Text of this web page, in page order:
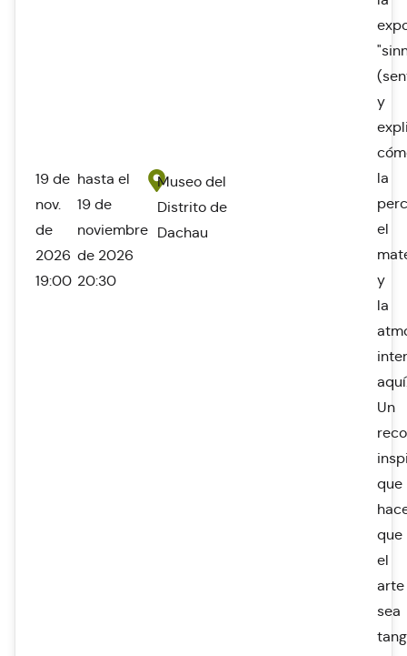
19 de
nov.
de
2026
19:00
hasta el
19 de
noviembre
de 2026
20:30
Museo del
Distrito de
Dachau
y
la
el
y
la
Un
que
que
el
arte
sea